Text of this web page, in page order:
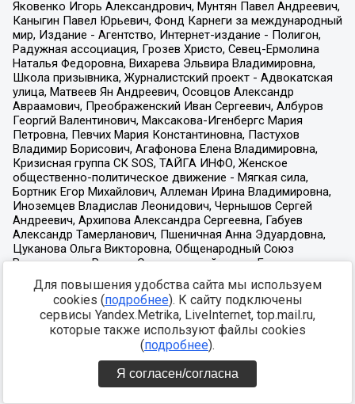
Для повышения удобства сайта мы используем
cookies (подробнее). К сайту подключены
сервисы Yandex.Metrika, LiveInternet, top.mail.ru,
которые также используют файлы cookies
(подробнее).
Я согласен/согласна